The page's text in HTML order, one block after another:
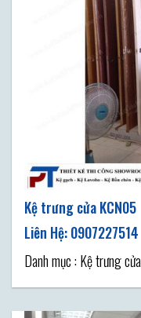
Kệ trưng cửa KCN05
Danh mục : Kệ trưng cửa